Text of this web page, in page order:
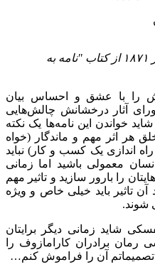
فئودور داستایفسکی ۲۹ اکتبر ۱۸۷۱ از کتاب "نامه به
را با عشق و احساس بیان
آثار درخشانش چالش‌هایی
خواندن این نامه‌ها یک نکته
هر اثر مهم و ماندگار (خواه
اندازی یک کسب و کار) نباید
معمولی باشید اما زمانی
را بارور سازید و تاثیر مهم
آن تاثیر باید خیلی خاص و ویژه
شوند.
شاید زمانی دیگر برایتان
برادران کارامازوف را
تصمیماتم آن را فراموش کنم…